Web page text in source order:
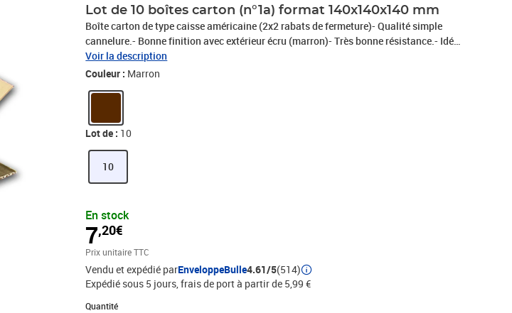
Lot de 10 boîtes carton (n°1a) format 140x140x140 mm
Boîte carton de type caisse américaine (2x2 rabats de fermeture)- Qualité simple
cannelure.- Bonne finition avec extérieur écru (marron)- Très bonne résistance.- Idéal
pour vos expéditions en colis postal.- Très pratique pour vos rangements,
classements et déménagements !- 100% recyclable.- Livré à plat = gain de place pour
Voir la description
Couleur : Marron
Lot de : 10
10
En stock
7,20€
Prix unitaire TTC
Vendu et expédié parEnveloppeBulle4.61/5(514)
Expédié sous 5 jours, frais de port à partir de 5,99 €
Quantité
Quantité : 1